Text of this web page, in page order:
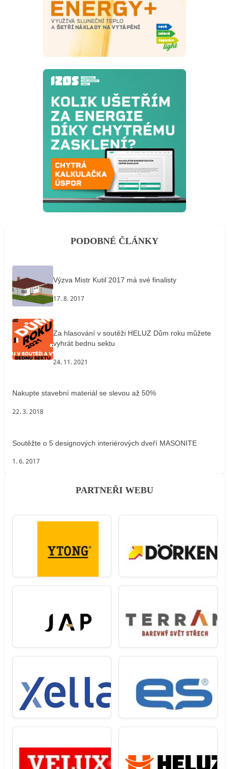
PODOBNÉ ČLÁNKY
Výzva Mistr Kutil 2017 má své finalisty
17. 8. 2017
Za hlasování v soutěži HELUZ Dům roku můžete
vyhrát bednu sektu
24. 11. 2021
Nakupte stavební materiál se slevou až 50%
22. 3. 2018
Soutěžte o 5 designových interiérových dveří MASONITE
1. 6. 2017
PARTNEŘI WEBU